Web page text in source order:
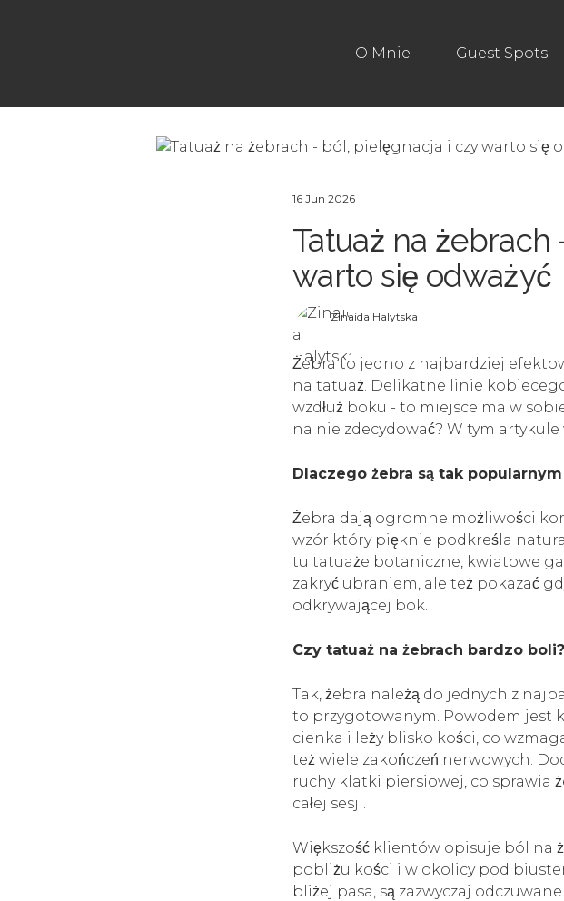
O Mnie Guest Spots
16 Jun 2026
Tatuaż na
warto się odważyć
Zinaida Halytska
Żebra to jedno z najbardziej
na tatuaż. Delikatne linie
wzdłuż boku - to miejsce ma w
na nie zdecydować? W tym
Dlaczego żebra są tak
Żebra dają ogromne możliwości
wzór który pięknie podkreśla
tu tatuaże botaniczne, kwiatowe
zakryć ubraniem, ale też pokazać
odkrywającej bok.
Czy tatuaż na żebrach bardzo boli?
Tak, żebra należą do jednych z
to przygotowanym. Powodem jest
cienka i leży blisko kości, co
też wiele zakończeń nerwowych.
ruchy klatki piersiowej, co sprawia
całej sesji.
Większość klientów opisuje ból na
pobliżu kości i w okolicy pod
bliżej pasa, są zazwyczaj